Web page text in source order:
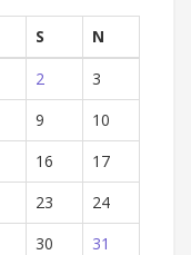
S
N
2
3
9
10
16
17
23
24
30 31